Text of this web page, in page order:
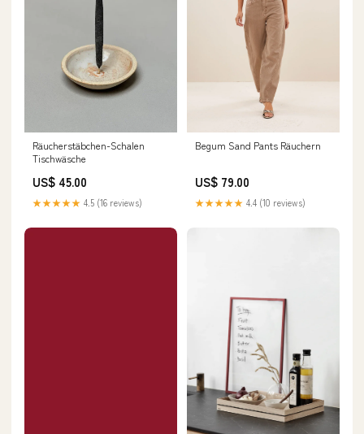
Räucherstäbchen-Schalen
Tischwäsche
US$ 45.00
★★★★★ 4.5 (16 reviews)
Begum Sand Pants Räuchern
US$ 79.00
★★★★★ 4.4 (10 reviews)